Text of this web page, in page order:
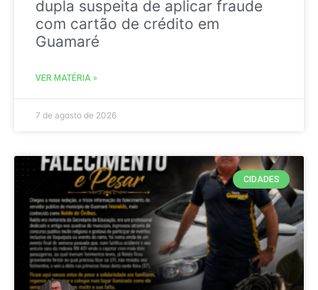
dupla suspeita de aplicar fraude
com cartão de crédito em
Guamaré
VER MATÉRIA »
7 de agosto de 2026
CIDADES